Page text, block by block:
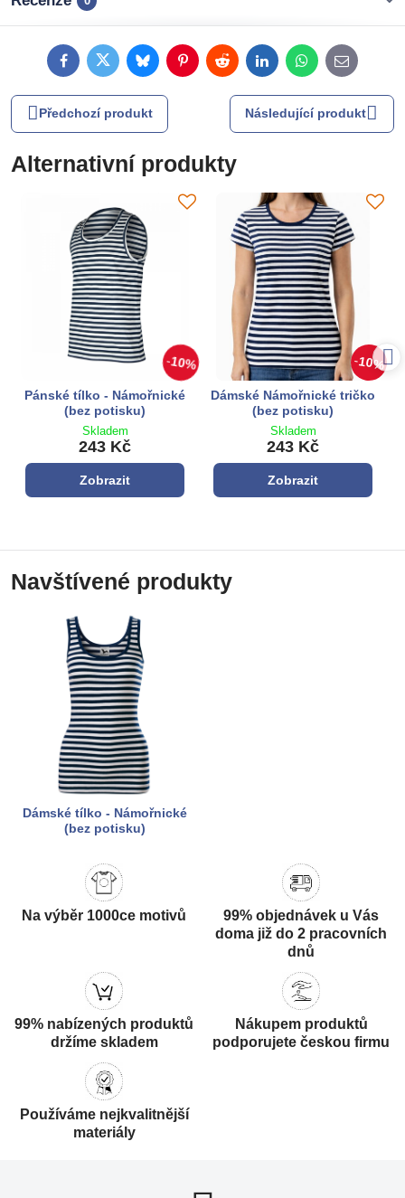
FacebookTwitterBlueskyPinterestRedditLinkedInWhatsApp
E-
mail
Předchozí produkt Následující produkt
Alternativní produkty
10%
Pánské tílko - Námořnické
(bez potisku)
Skladem
243 Kč
Zobrazit
10%
Dámské Námořnické tričko
(bez potisku)
Skladem
243 Kč
Zobrazit
Navštívené produkty
Dámské tílko - Námořnické
(bez potisku)
Na výběr 1000ce motivů
99% objednávek u Vás
doma již do 2 pracovních
dnů
99% nabízených produktů
držíme skladem
Nákupem produktů
podporujete českou firmu
Používáme nejkvalitnější
materiály